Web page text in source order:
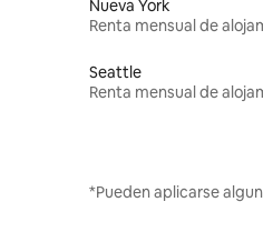
Nueva York
Seattle
*Pueden aplicarse